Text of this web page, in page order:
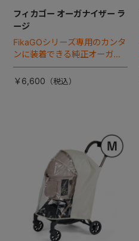
フィカゴー オーガナイザー ラ
ージ
FikaGOシリーズ専用のカンタ
ンに装着できる純正オーガナ
イザー。
￥6,600